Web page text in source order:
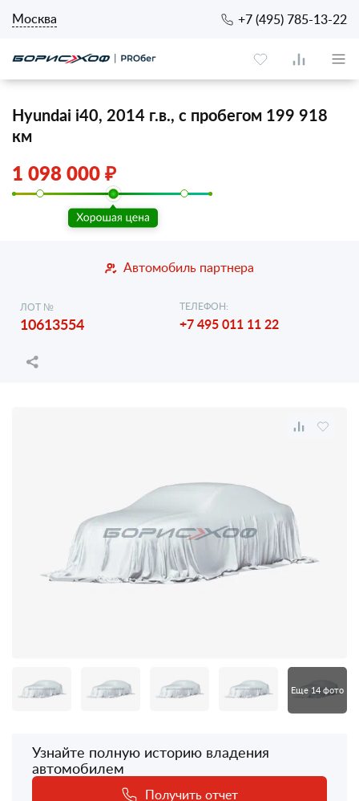
Москва +7 (495) 785-13-22
Hyundai i40, 2014 г.в., с пробегом 199 918
км
1 098 000 ₽
Автомобиль партнера
ЛОТ №
10613554
ТЕЛЕФОН:
+7 495 011 11 22
Еще 14 фото
Узнайте полную историю владения
автомобилем
Получить отчет